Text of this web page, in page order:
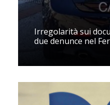
Irregolarità sui
due denunce nel